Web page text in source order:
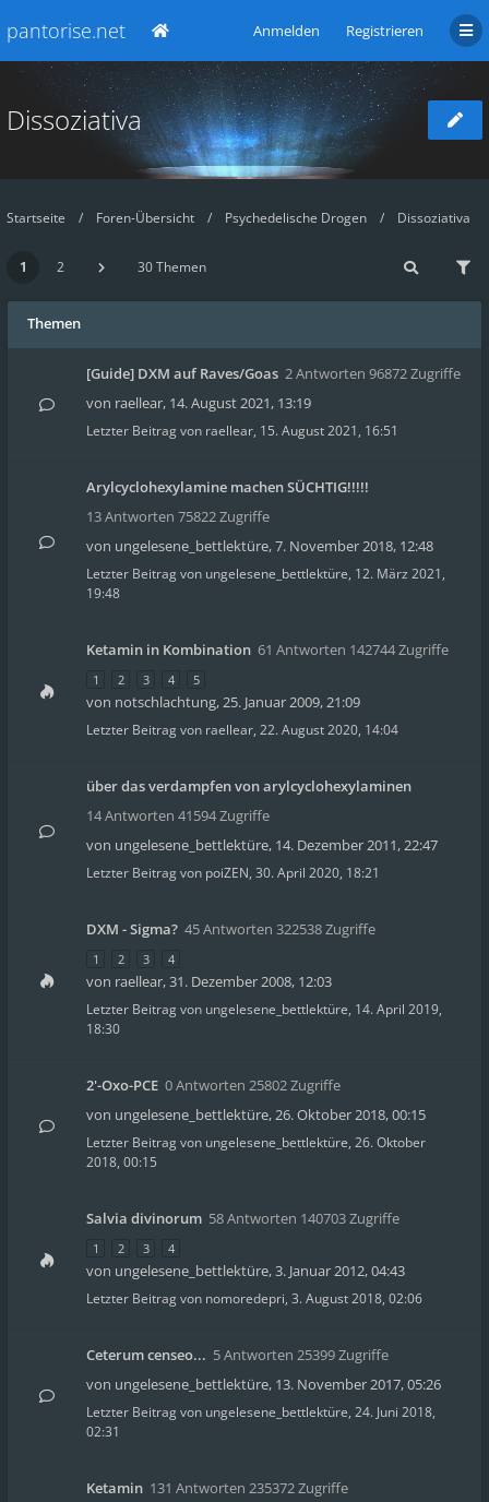
pantorise.net Anmelden Registrieren
Dissoziativa
Startseite Foren-Übersicht Psychedelische Drogen Dissoziativa
1 2 30 Themen
Themen
[Guide] DXM auf Raves/Goas 2 Antworten 96872 Zugriffe
von raellear, 14. August 2021, 13:19
Letzter Beitrag von raellear, 15. August 2021, 16:51
Arylcyclohexylamine machen SÜCHTIG!!!!!
13 Antworten 75822 Zugriffe
von ungelesene_bettlektüre,7. November 2018, 12:48
Letzter Beitrag von ungelesene_bettlektüre, 12. März 2021,
19:48
Ketamin in Kombination 61 Antworten 142744 Zugriffe
1 2 3 4 5
von notschlachtung,25. Januar 2009, 21:09
Letzter Beitrag von raellear, 22. August 2020, 14:04
über das verdampfen von arylcyclohexylaminen
14 Antworten 41594 Zugriffe
von ungelesene_bettlektüre, 14. Dezember 2011, 22:47
Letzter Beitrag von poiZEN, 30. April 2020, 18:21
DXM - Sigma? 45 Antworten 322538 Zugriffe
1 2 3 4
von raellear,31. Dezember 2008, 12:03
Letzter Beitrag von ungelesene_bettlektüre, 14. April 2019,
18:30
2'-Oxo-PCE 0 Antworten 25802 Zugriffe
von ungelesene_bettlektüre,26. Oktober 2018, 00:15
Letzter Beitrag von ungelesene_bettlektüre, 26. Oktober
2018, 00:15
Salvia divinorum 58 Antworten 140703 Zugriffe
1 2 3 4
von ungelesene_bettlektüre,3. Januar 2012, 04:43
Letzter Beitrag von nomoredepri, 3. August 2018, 02:06
Ceterum censeo... 5 Antworten 25399 Zugriffe
von ungelesene_bettlektüre, 13. November 2017, 05:26
Letzter Beitrag von ungelesene_bettlektüre, 24. Juni 2018,
02:31
Ketamin 131 Antworten 235372 Zugriffe